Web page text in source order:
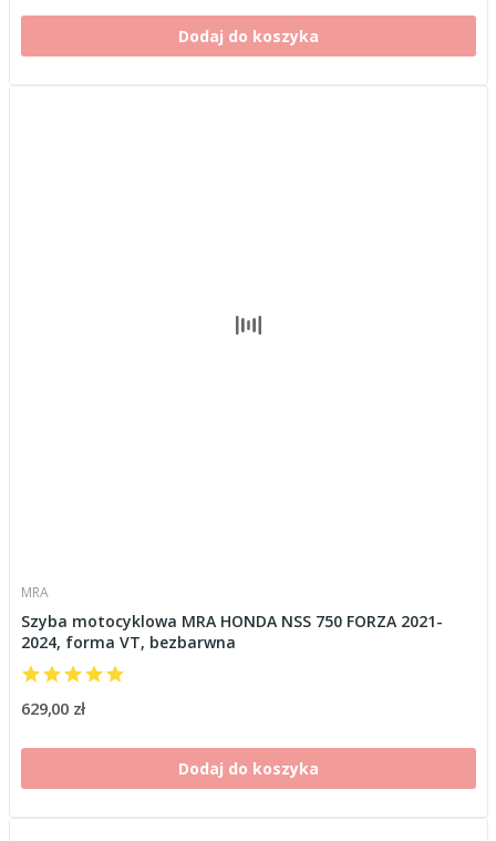
Dodaj do koszyka
MRA
Szyba motocyklowa MRA HONDA NSS 750 FORZA 2021-
2024, forma VT, bezbarwna
629,00 zł
Dodaj do koszyka